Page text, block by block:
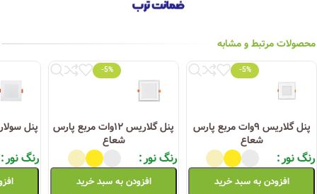
محصولات مرتبط و مشابه
-5%
پنل گلاریس ۹وات مربع پارس
شعاع
رنگ نور
افزودن به سبد خرید
-5%
پنل گلاریس ۱۲وات مربع پارس
شعاع
رنگ نور
افزودن به سبد خرید
رنگ نور